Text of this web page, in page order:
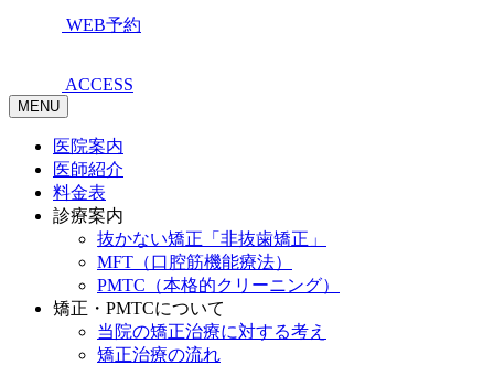
WEB予約
ACCESS
MENU
医院案内
医師紹介
料金表
診療案内
抜かない矯正「非抜歯矯正」
MFT（口腔筋機能療法）
PMTC（本格的クリーニング）
矯正・PMTCについて
当院の矯正治療に対する考え
矯正治療の流れ